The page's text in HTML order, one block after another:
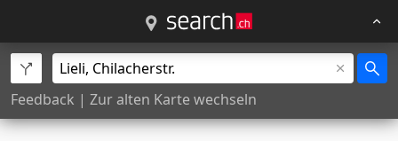
Feedback | Zur alten Karte wechseln